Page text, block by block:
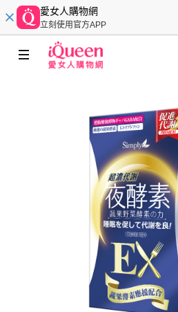
愛女人購物網
立刻使用官方APP